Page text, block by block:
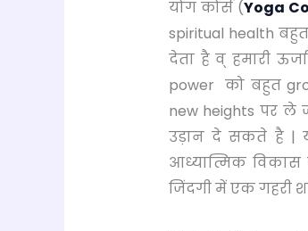
योग कोर्स (Yoga
spiritual health
देता है व् हमारी
power को बहुत
new heights पर
उड़ान दे सकते है |
आध्यात्मिक
जिंदगी में एक गहरी